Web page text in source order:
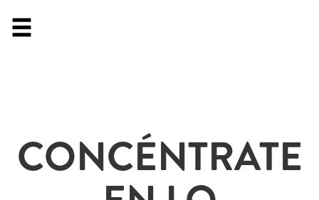
CONCÉNTRATE